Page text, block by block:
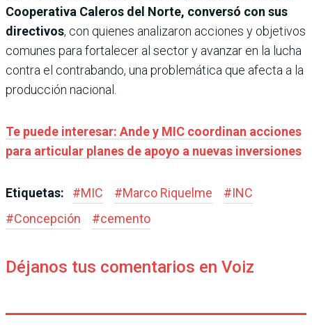
Cooperativa Caleros del Norte, conversó con sus
directivos, con quienes analizaron acciones y objetivos
comunes para fortalecer al sector y avanzar en la lucha
contra el contrabando, una problemática que afecta a la
producción nacional.
Te puede interesar: Ande y MIC coordinan acciones
para articular planes de apoyo a nuevas inversiones
Etiquetas: #MIC #Marco Riquelme #INC
#Concepción #cemento
Déjanos tus comentarios en Voiz